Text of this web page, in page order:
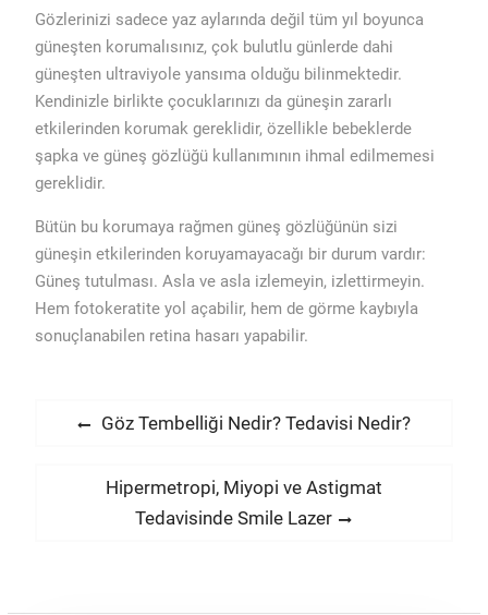
Gözlerinizi sadece yaz aylarında değil tüm yıl boyunca
güneşten korumalısınız, çok bulutlu günlerde dahi
güneşten ultraviyole yansıma olduğu bilinmektedir.
Kendinizle birlikte çocuklarınızı da güneşin zararlı
etkilerinden korumak gereklidir, özellikle bebeklerde
şapka ve güneş gözlüğü kullanımının ihmal edilmemesi
gereklidir.
Bütün bu korumaya rağmen güneş gözlüğünün sizi
güneşin etkilerinden koruyamayacağı bir durum vardır:
Güneş tutulması. Asla ve asla izlemeyin, izlettirmeyin.
Hem fotokeratite yol açabilir, hem de görme kaybıyla
sonuçlanabilen retina hasarı yapabilir.
Yazı
Previous
Göz Tembelliği Nedir? Tedavisi Nedir?
Next
post:
Hipermetropi, Miyopi ve Astigmat
Tedavisinde Smile Lazer